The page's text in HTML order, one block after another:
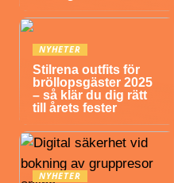
NYHETER
Stilrena outfits för
bröllopsgäster 2025
– så klär du dig rätt
till årets fester
NYHETER